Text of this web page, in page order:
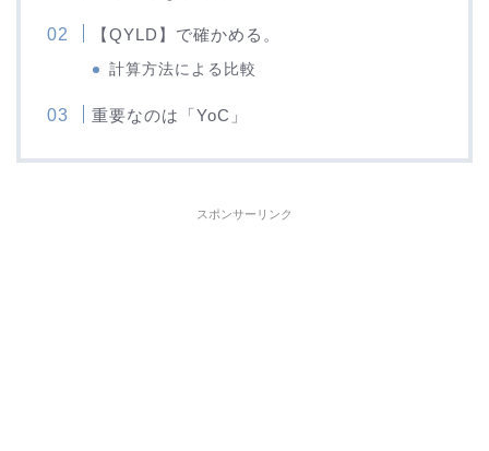
【QYLD】で確かめる。
計算方法による比較
重要なのは「YoC」
スポンサーリンク